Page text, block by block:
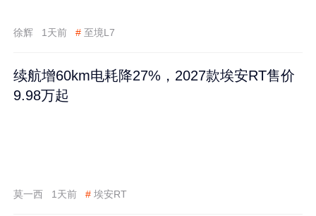
徐辉 1天前 # 至境L7
续航增60km电耗降27%，2027款埃安RT售价
9.98万起
莫一西 1天前 # 埃安RT